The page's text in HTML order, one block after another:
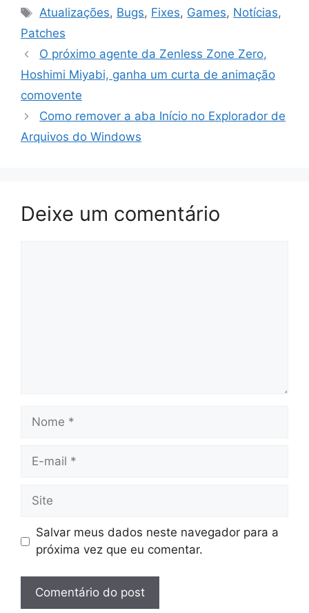
Tags
Atualizações, Bugs, Fixes, Games, Notícias,
Patches
O próximo agente da Zenless Zone Zero,
Hoshimi Miyabi, ganha um curta de animação
comovente
Como remover a aba Início no Explorador de
Arquivos do Windows
Deixe um comentário
Nome
Site
Salvar meus dados neste navegador para a
próxima vez que eu comentar.